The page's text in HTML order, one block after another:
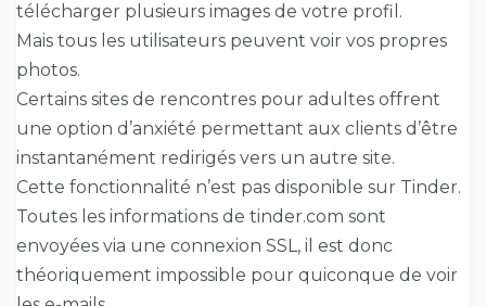
télécharger plusieurs images de votre profil.
Mais tous les utilisateurs peuvent voir vos propres
photos.
Certains sites de rencontres pour adultes offrent
une option d’anxiété permettant aux clients d’être
instantanément redirigés vers un autre site.
Cette fonctionnalité n’est pas disponible sur Tinder.
Toutes les informations de tinder.com sont
envoyées via une connexion SSL, il est donc
théoriquement impossible pour quiconque de voir